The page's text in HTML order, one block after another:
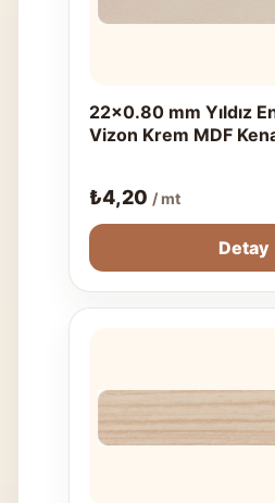
22x0.80 mm Yıldız
Vizon Krem MDF
₺4,20 / mt
Detay